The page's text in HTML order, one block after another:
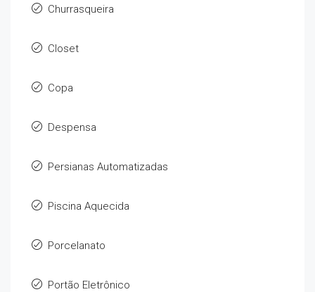
Churrasqueira
Closet
Copa
Despensa
Persianas Automatizadas
Piscina Aquecida
Porcelanato
Portão Eletrônico